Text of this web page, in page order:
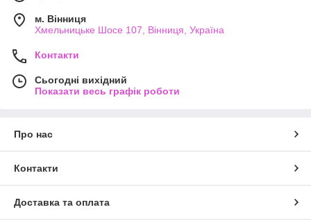
м. Вінниця
Хмельницьке Шосе 107, Вінниця, Україна
Контакти
Сьогодні вихідний
Показати весь графік роботи
Про нас
Контакти
Доставка та оплата